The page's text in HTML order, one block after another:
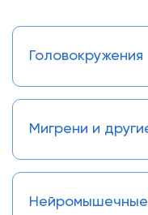
Головокружения
Мигрени и